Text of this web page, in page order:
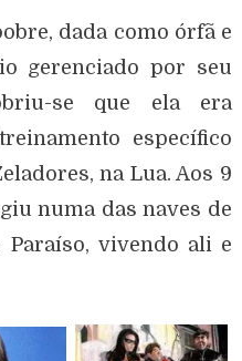
dada como órfã e
gerenciado por seu
se que ela era
específico
na Lua. Aos 9
numa das naves de
Paraíso, vivendo ali e